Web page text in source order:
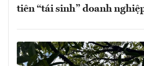
tiên “tái sinh” doanh